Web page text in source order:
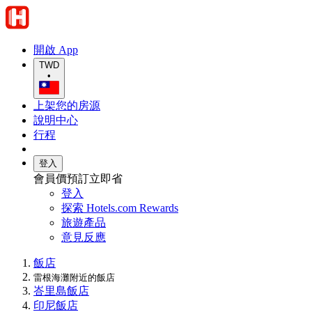
開啟 App
TWD
•
上架您的房源
說明中心
行程
登入
會員價預訂立即省
登入
探索 Hotels.com Rewards
旅遊產品
意見反應
飯店
雷根海灘附近的飯店
峇里島飯店
印尼飯店